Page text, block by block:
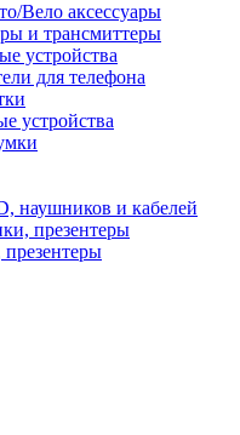
Вело аксессуары
и трансмиттеры
устройства
для телефона
устройства
наушников и кабелей